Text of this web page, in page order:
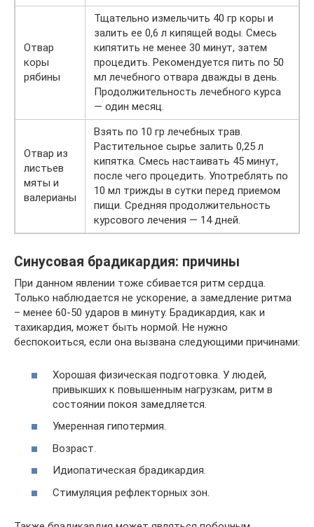
Отвар
коры
рябины
Тщательно измельчить 40 гр коры и
залить ее 0,6 л кипящей воды. Смесь
кипятить не менее 30 минут, затем
процедить. Рекомендуется пить по 50
мл лечебного отвара дважды в день.
Продолжительность лечебного курса
— один месяц.
Отвар из
листьев
мяты и
валерианы
Взять по 10 гр лечебных трав.
Растительное сырье залить 0,25 л
кипятка. Смесь настаивать 45 минут,
после чего процедить. Употреблять по
10 мл трижды в сутки перед приемом
пищи. Средняя продолжительность
курсового лечения — 14 дней.
Синусовая брадикардия: причины
При данном явлении тоже сбивается ритм сердца.
Только наблюдается не ускорение, а замедление ритма
– менее 60-50 ударов в минуту. Брадикардия, как и
тахикардия, может быть нормой. Не нужно
беспокоиться, если она вызвана следующими причинами:
Хорошая физическая подготовка. У людей,
привыкших к повышенным нагрузкам, ритм в
состоянии покоя замедляется.
Умеренная гипотермия.
Возраст.
Идиопатическая брадикардия.
Стимуляция рефлекторных зон.